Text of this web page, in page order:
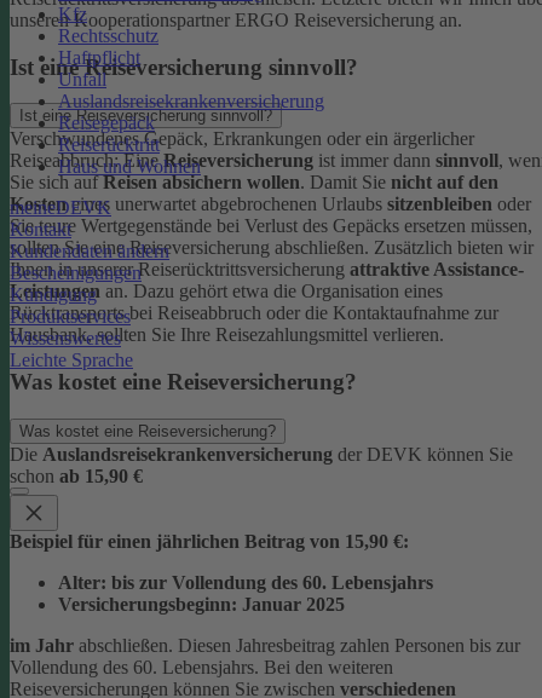
Kfz
Rechtsschutz
Haftpflicht
Unfall
Auslandsreisekrankenversicherung
Reisegepäck
Reiserücktritt
Haus und Wohnen
meineDEVK
Kontakt
Kundendaten ändern
Bescheinigungen
Kündigung
Produktservices
Wissenswertes
Leichte Sprache
unseren Kooperationspartner ERGO Reiseversicherung an.
Ist eine Reiseversicherung sinnvoll?
Ist eine Reiseversicherung sinnvoll?
Verschwundenes Gepäck, Erkrankungen oder ein ärgerlicher
Reiseabbruch: EineReiseversicherung ist immer dann sinnvoll,
Sie sich aufReisen absichern wollen. Damit Sie nicht auf den
Kosteneines unerwartet abgebrochenen Urlaubs sitzenbleiben oder
Sie teure Wertgegenstände bei Verlust des Gepäcks ersetzen müssen,
sollten Sie eine Reiseversicherung abschließen. Zusätzlich bieten wir
Ihnen in unserer Reiserücktrittsversicherung attraktive Assistance-
Leistungen an. Dazu gehört etwa die Organisation eines
Rücktransports bei Reiseabbruch oder die Kontaktaufnahme zur
Hausbank, sollten Sie Ihre Reisezahlungsmittel verlieren.
Was kostet eine Reiseversicherung?
Was kostet eine Reiseversicherung?
Die Auslandsreisekrankenversicherung der DEVK können Sie
schon ab 15,90 €
Beispiel für einen jährlichen Beitrag von 15,90 €:
Alter: bis zur Vollendung des 60. Lebensjahrs
Versicherungsbeginn: Januar 2025
im Jahr abschließen. Diesen Jahresbeitrag zahlen Personen bis zur
Vollendung des 60. Lebensjahrs. Bei den weiteren
Reiseversicherungen können Sie zwischen verschiedenen